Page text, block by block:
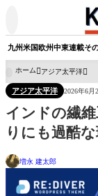
九州米国欧州中東連載そ
ホーム アジア太平洋
アジア太平洋 2026年6月
インドの繊
りにも過酷
増永 建太郎